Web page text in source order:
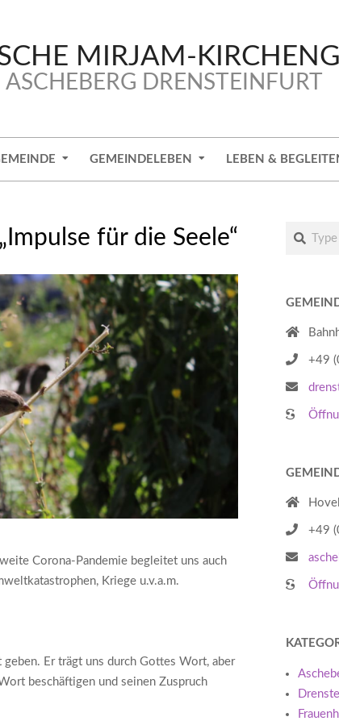
MIRJAM-
ASCHEBERG DRENSTEINFURT
GEMEINDELEBEN LEBEN &
für die Seele“
Corona-Pandemie begleitet uns auch
Kriege u.v.a.m.
Er trägt uns durch Gottes Wort, aber
beschäftigen und seinen Zuspruch
Search
+49
+49